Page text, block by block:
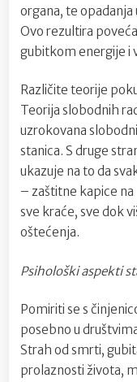
organa, te
Ovo rezultira
gubitkom energije i
Različite teorije
Teorija slobodnih
uzrokovana
stanica. S druge
ukazuje na to da
– zaštitne kapice
sve kraće, sve dok
oštećenja.
Psihološki aspekti
Pomiriti se s
posebno u
Strah od smrti,
prolaznosti života,